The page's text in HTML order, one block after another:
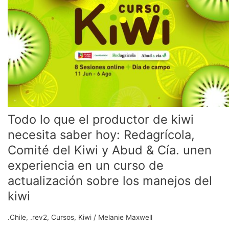
Todo lo que el productor de kiwi
necesita saber hoy: Redagrícola,
Comité del Kiwi y Abud & Cía. unen
experiencia en un curso de
actualización sobre los manejos del
kiwi
.Chile, .rev2, Cursos, Kiwi / Melanie Maxwell
que
el
productor
de
necesita
saber
hoy:
Redagrícola,
Comité
del
y
Abud
&
unen
experiencia
un